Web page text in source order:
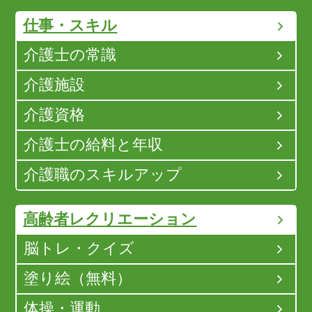
仕事・スキル
介護士の常識
介護施設
介護資格
介護士の給料と年収
介護職のスキルアップ
高齢者レクリエーション
脳トレ・クイズ
塗り絵（無料）